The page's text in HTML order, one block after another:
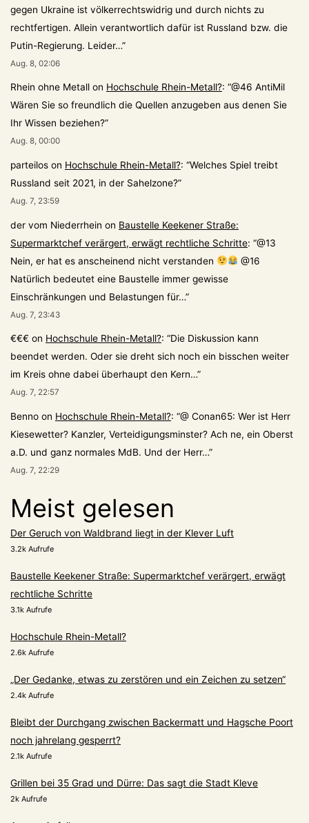
gegen Ukraine ist völkerrechtswidrig und durch nichts zu
rechtfertigen. Allein verantwortlich dafür ist Russland bzw. die
Putin-Regierung. Leider…”
Aug. 8, 02:06
Rhein ohne Metall on Hochschule Rhein-Metall?: “@46 AntiMil
Wären Sie so freundlich die Quellen anzugeben aus denen Sie
Ihr Wissen beziehen?”
Aug. 8, 00:00
parteilos on Hochschule Rhein-Metall?: “Welches Spiel treibt
Russland seit 2021, in der Sahelzone?”
Aug. 7, 23:59
der vom Niederrhein on Baustelle Keekener Straße:
Supermarktchef verärgert, erwägt rechtliche Schritte: “@13
Nein, er hat es anscheinend nicht verstanden
@16
Natürlich bedeutet eine Baustelle immer gewisse
Einschränkungen und Belastungen für…”
Aug. 7, 23:43
€€€ on Hochschule Rhein-Metall?: “Die Diskussion kann
beendet werden. Oder sie dreht sich noch ein bisschen weiter
im Kreis ohne dabei überhaupt den Kern…”
Aug. 7, 22:57
Benno on Hochschule Rhein-Metall?: “@ Conan65: Wer ist Herr
Kiesewetter? Kanzler, Verteidigungsminster? Ach ne, ein Oberst
a.D. und ganz normales MdB. Und der Herr…”
Aug. 7, 22:29
Meist gelesen
Der Geruch von Waldbrand liegt in der Klever Luft
3.2k Aufrufe
Baustelle Keekener Straße: Supermarktchef verärgert, erwägt
rechtliche Schritte
3.1k Aufrufe
Hochschule Rhein-Metall?
2.6k Aufrufe
„Der Gedanke, etwas zu zerstören und ein Zeichen zu setzen“
2.4k Aufrufe
Bleibt der Durchgang zwischen Backermatt und Hagsche Poort
noch jahrelang gesperrt?
2.1k Aufrufe
Grillen bei 35 Grad und Dürre: Das sagt die Stadt Kleve
2k Aufrufe